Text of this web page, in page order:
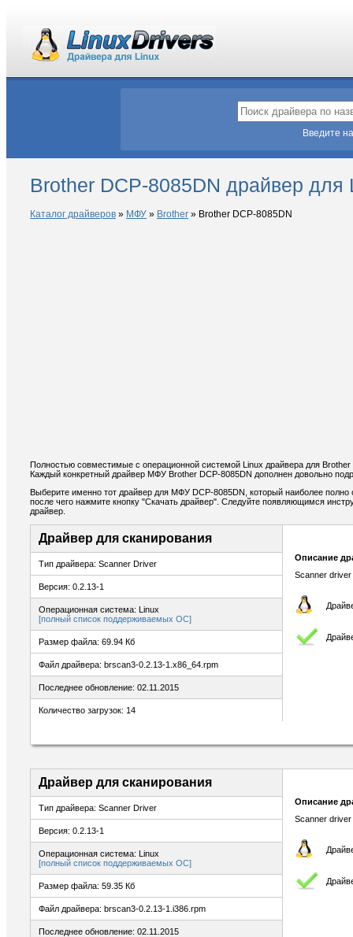
Введите
Brother DCP-8085DN драйвер для
Каталог драйверов » МФУ » Brother » Brother DCP-8085DN
Полностью совместимые с операционной системой Linux драйвера для
Каждый конкретный драйвер МФУ Brother DCP-8085DN дополнен довольно
Выберите именно тот драйвер для МФУ DCP-8085DN, который наиболее
после чего нажмите кнопку "Скачать драйвер". Следуйте появляющимся
драйвер.
Драйвер для сканирования
Тип драйвера: Scanner Driver
Версия: 0.2.13-1
Операционная система: Linux
[полный список поддерживаемых ОС]
Размер файла: 69.94 Кб
Файл драйвера: brscan3-0.2.13-1.x86_64.rpm
Последнее обновление: 02.11.2015
Количество загрузок: 14
Описание
Scanner
Драйвер для сканирования
Тип драйвера: Scanner Driver
Версия: 0.2.13-1
Операционная система: Linux
[полный список поддерживаемых ОС]
Размер файла: 59.35 Кб
Файл драйвера: brscan3-0.2.13-1.i386.rpm
Последнее обновление: 02.11.2015
Описание
Scanner